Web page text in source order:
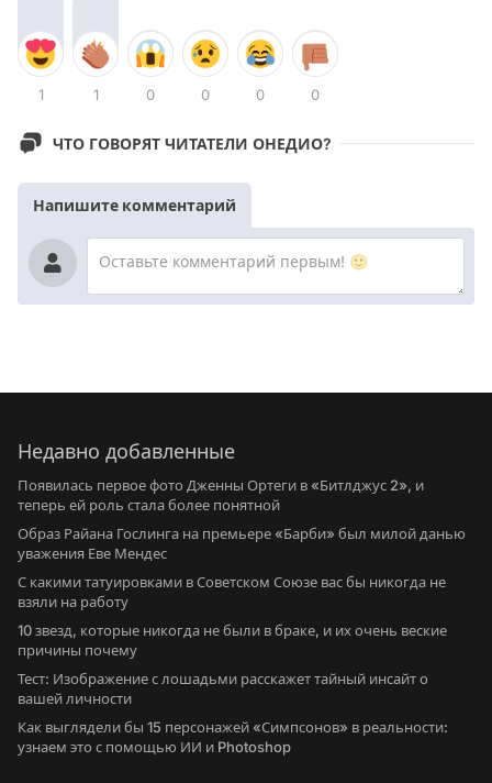
1 1 0 0 0 0
ЧТО ГОВОРЯТ ЧИТАТЕЛИ ОНЕДИО?
Напишите комментарий
Недавно добавленные
Появилась первое фото Дженны Ортеги в «Битлджус 2», и
теперь ей роль стала более понятной
Образ Райана Гослинга на премьере «Барби» был милой данью
уважения Еве Мендес
С какими татуировками в Советском Союзе вас бы никогда не
взяли на работу
10 звезд, которые никогда не были в браке, и их очень веские
причины почему
Тест: Изображение с лошадьми расскажет тайный инсайт о
вашей личности
Как выглядели бы 15 персонажей «Симпсонов» в реальности:
узнаем это с помощью ИИ и Photoshop